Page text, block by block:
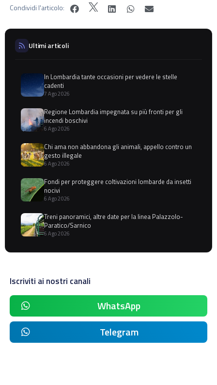
Condividi l'articolo:
Ultimi articoli
In Lombardia tante occasioni per vedere le stelle
cadenti
7 Ago 2026
Regione Lombardia impegnata su più fronti per gli
incendi boschivi
6 Ago 2026
Chi ama non abbandona gli animali, appello contro un
gesto illegale
6 Ago 2026
Fondi per proteggere coltivazioni lombarde da insetti
nocivi
6 Ago 2026
Treni panoramici, altre date per la linea Palazzolo-
Paratico/Sarnico
6 Ago 2026
Iscriviti ai nostri canali
WhatsApp
Telegram